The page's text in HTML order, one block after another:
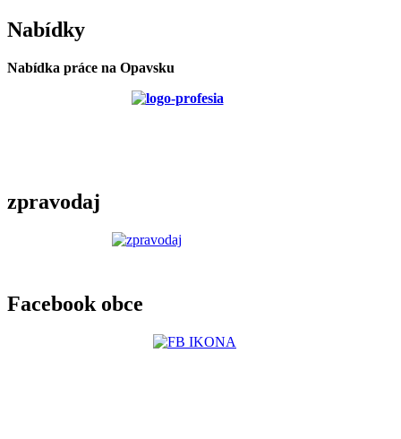
Nabídky
Nabídka práce na Opavsku
zpravodaj
Facebook obce